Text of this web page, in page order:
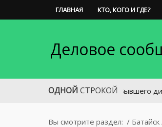
ГЛАВНАЯ КТО, КОГО И ГДЕ?
Деловое
ОДНОЙ СТРОКОЙ
Бывшего директора
Вы смотрите раздел: / Батайск